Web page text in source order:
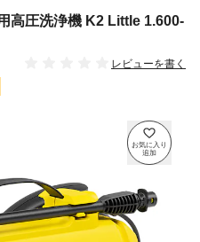
高圧洗浄機 K2 Little 1.600-
レビューを書く